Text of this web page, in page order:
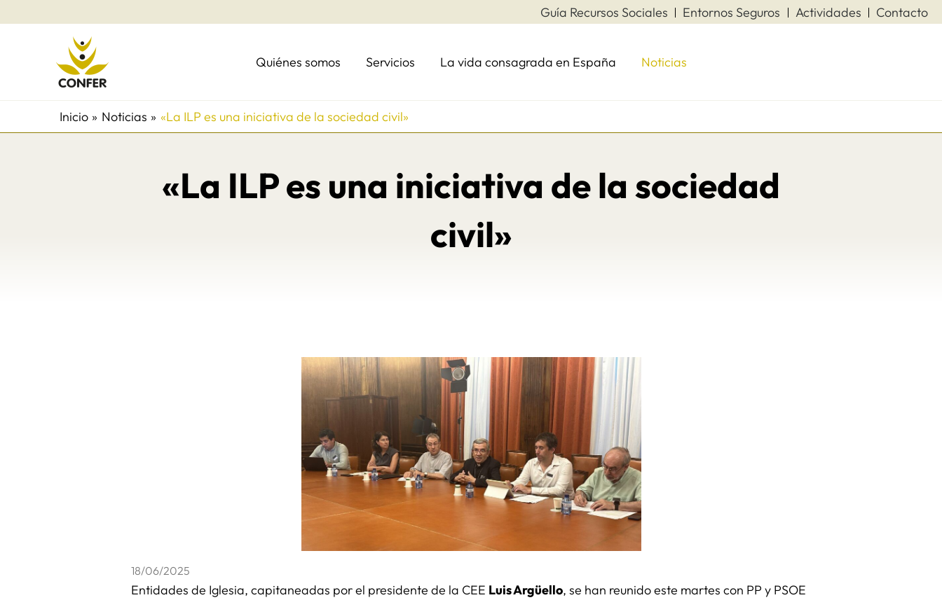
al
Guía Recursos Sociales Entornos Seguros Actividades Contacto
Quiénes somos Servicios La vida consagrada en España Noticias
Inicio Noticias «La ILP es una iniciativa de la sociedad civil»
«La ILP es una iniciativa de la sociedad
civil»
18/06/2025
Entidades de Iglesia, capitaneadas por el presidente de la CEE Luis Argüello, se han reunido este martes con PP y PSOE